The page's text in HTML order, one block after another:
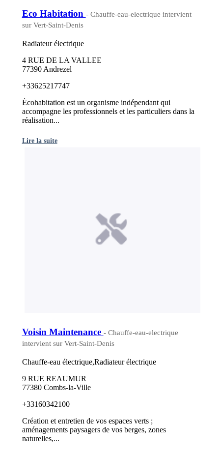
Eco Habitation - Chauffe-eau-electrique intervient
sur Vert-Saint-Denis
Radiateur électrique
4 RUE DE LA VALLEE
77390 Andrezel
+33625217747
Écohabitation est un organisme indépendant qui
accompagne les professionnels et les particuliers dans la
réalisation...
Lire la suite
Voisin Maintenance - Chauffe-eau-electrique
intervient sur Vert-Saint-Denis
Chauffe-eau électrique,Radiateur électrique
9 RUE REAUMUR
77380 Combs-la-Ville
+33160342100
Création et entretien de vos espaces verts ;
aménagements paysagers de vos berges, zones
naturelles,...